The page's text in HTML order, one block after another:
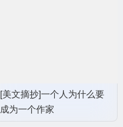
[美文摘抄]一个人为什么要
成为一个作家